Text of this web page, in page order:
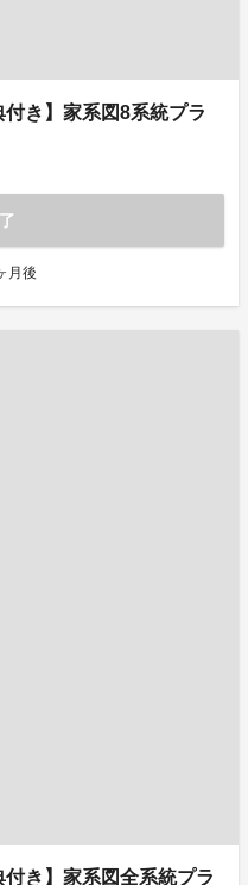
付き】家系図8系統プラ
月後
付き】家系図全系統プラ